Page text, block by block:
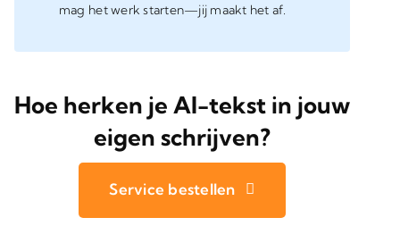
mag het werk starten—jij maakt het af.
Hoe herken je AI-tekst in jouw
eigen schrijven?
Service bestellen